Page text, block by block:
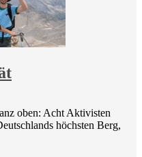
oben: Acht Aktivisten
höchsten Berg,